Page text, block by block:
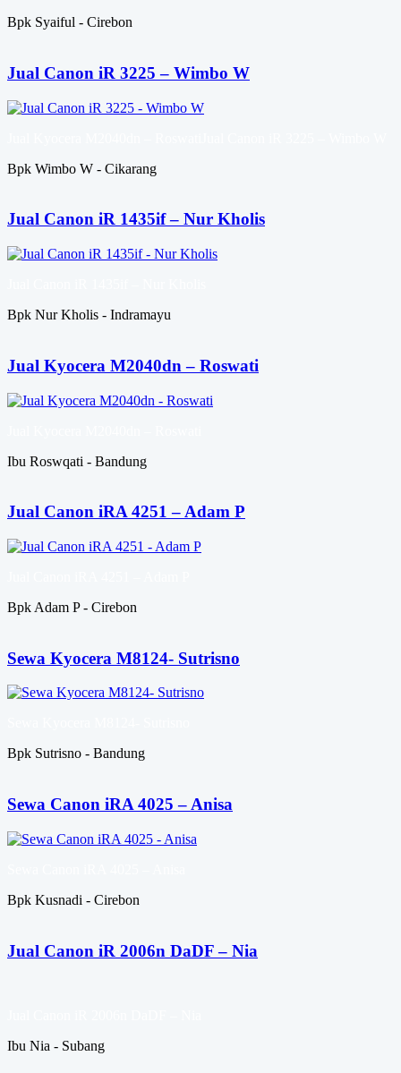
Bpk Syaiful - Cirebon
Jual Canon iR 3225 – Wimbo W
Bpk Wimbo W - Cikarang
Jual Canon iR 1435if – Nur Kholis
Bpk Nur Kholis - Indramayu
Jual Kyocera M2040dn – Roswati
Ibu Roswqati - Bandung
Jual Canon iRA 4251 – Adam P
Bpk Adam P - Cirebon
Sewa Kyocera M8124- Sutrisno
Bpk Sutrisno - Bandung
Sewa Canon iRA 4025 – Anisa
Bpk Kusnadi - Cirebon
Jual Canon iR 2006n DaDF – Nia
Ibu Nia - Subang